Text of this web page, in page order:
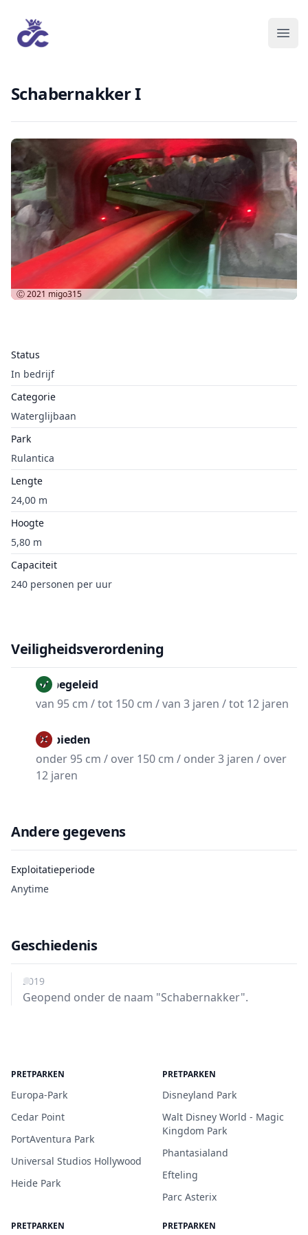
Schabernakker I
Status
In bedrijf
Categorie
Waterglijbaan
Park
Rulantica
Lengte
24,00 m
Hoogte
5,80 m
Capaciteit
240 personen per uur
Ⓒ 2021 migo315
Veiligheidsverordening
Onbegeleid
van 95 cm / tot 150 cm / van 3 jaren / tot 12 jaren
Verbieden
onder 95 cm / over 150 cm / onder 3 jaren / over
12 jaren
Andere gegevens
Exploitatieperiode
Anytime
Geschiedenis
2019
Geopend onder de naam "Schabernakker".
PRETPARKEN
Europa-Park
Cedar Point
PortAventura Park
Universal Studios Hollywood
Heide Park
PRETPARKEN
Disneyland Park
Walt Disney World - Magic
Kingdom Park
Phantasialand
Efteling
Parc Asterix
PRETPARKEN PRETPARKEN